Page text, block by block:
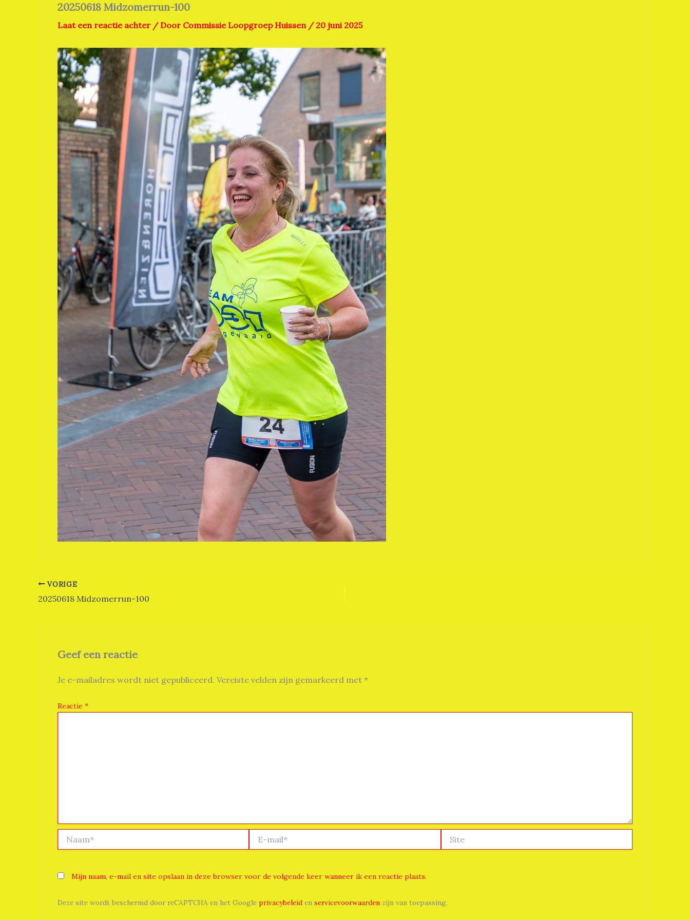
20250618 Midzomerrun-100
Laat een reactie achter / Door Commissie Loopgroep Huissen / 20 juni 2025
VORIGE
20250618 Midzomerrun-100
Geef een reactie
Je e-mailadres wordt niet gepubliceerd. Vereiste velden zijn gemarkeerd met *
Reactie *
mail*
Mijn naam, e-mail en site opslaan in deze browser voor de volgende keer wanneer ik een reactie plaats.
Deze site wordt beschermd door reCAPTCHA en het Google privacybeleid en servicevoorwaarden zijn van toepassing.